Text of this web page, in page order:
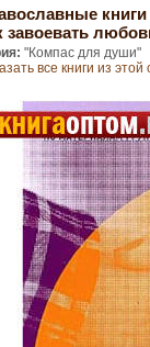
книги
завоевать
"Компас для души"
все книги из этой